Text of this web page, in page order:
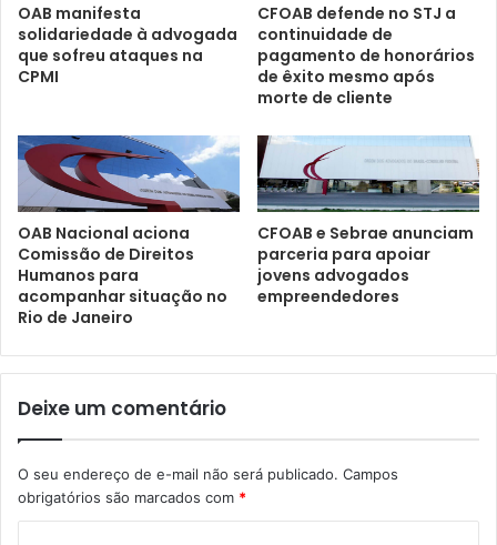
OAB manifesta
solidariedade à advogada
que sofreu ataques na
CPMI
CFOAB defende no STJ a
continuidade de
pagamento de honorários
de êxito mesmo após
morte de cliente
OAB Nacional aciona
Comissão de Direitos
Humanos para
acompanhar situação no
Rio de Janeiro
CFOAB e Sebrae anunciam
parceria para apoiar
jovens advogados
empreendedores
Deixe um comentário
O seu endereço de e-mail não será publicado. Campos
obrigatórios são marcados com *